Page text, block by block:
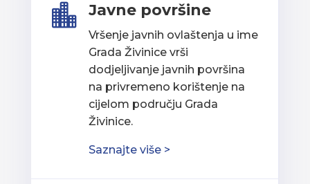
 Javne površine
Vršenje javnih ovlaštenja u ime
Grada Živinice vrši
dodjeljivanje javnih površina
na privremeno korištenje na
cijelom području Grada
Živinice.
Saznajte više >